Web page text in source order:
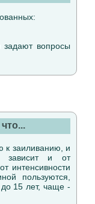
задают вопросы
к заиливанию, и
зависит и от
интенсивности
пользуются,
15 лет, чаще -